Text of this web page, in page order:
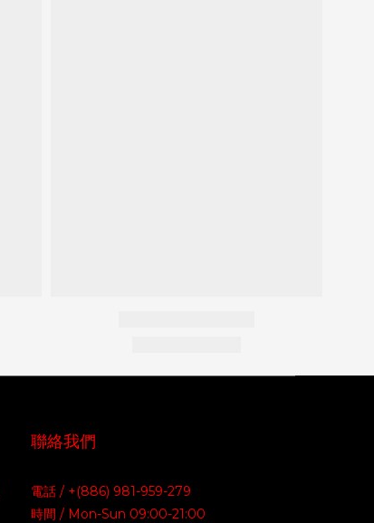
聯絡我們
電話 / +(886) 981-959-279
時間 / Mon-Sun 09:00-21:00